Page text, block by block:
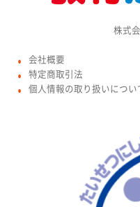
株式
● 会社概要
● 特定商取引法
● 個人情報の取り扱いについ